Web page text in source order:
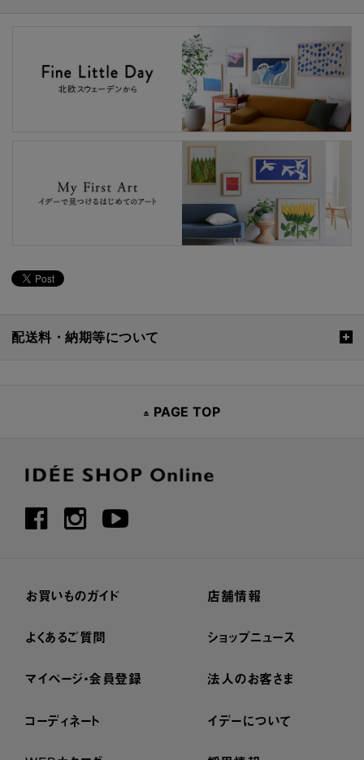
配送料・納期等について
PAGE TOP
お買いものガイド
よくあるご質問
マイページ・会員登録
コーディネート
店舗情報
ショップニュース
法人のお客さま
イデーについて